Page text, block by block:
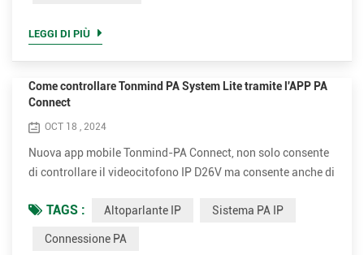
LEGGI DI PIÙ
Come controllare Tonmind PA System Lite tramite l'APP PA
Connect
OCT 18 , 2024
Nuova app mobile Tonmind-PA Connect, non solo consente
di controllare il videocitofono IP D26V ma consente anche di
Altoparlante IP, Altoparlante Onvif, Gateway cercapersone
IP e Microfono IP. Oggi condivideremo come utilizzare PA
TAGS : Altoparlante IP Sistema PA IP
Connessione PA